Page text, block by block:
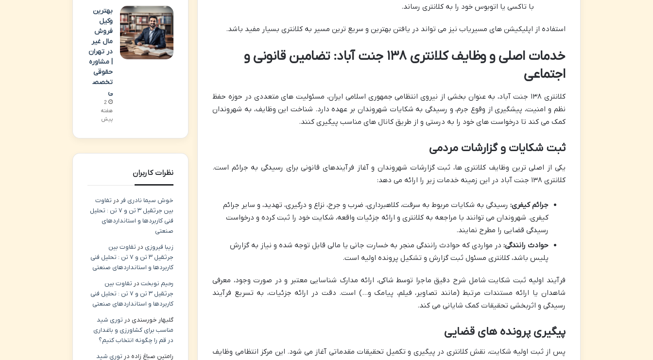
با تاکسی یا اتوبوس خود را به کلانتری رساند.
استفاده از اپلیکیشن های مسیریاب نیز می تواند در یافتن بهترین و سریع ترین مسیر به کلانتری بسیار مفید باشد.
خدمات اصلی و وظایف کلانتری ۱۳۸ جنت آباد: تضامین قانونی و
اجتماعی
کلانتری ۱۳۸ جنت آباد، به عنوان بخشی از نیروی انتظامی جمهوری اسلامی ایران، مسئولیت های متعددی در حوزه حفظ
نظم و امنیت، پیشگیری از وقوع جرم، و رسیدگی به شکایات شهروندان بر عهده دارد. شناخت این وظایف، به شهروندان
کمک می کند تا درخواست های خود را به درستی و از طریق کانال های مناسب پیگیری کنند.
ثبت شکایات و گزارشات مردمی
یکی از اصلی ترین وظایف کلانتری ها، ثبت گزارشات شهروندان و آغاز فرآیندهای قانونی برای رسیدگی به جرائم است.
کلانتری ۱۳۸ جنت آباد در این زمینه خدمات زیر را ارائه می دهد:
جرائم کیفری: رسیدگی به شکایات مربوط به سرقت، کلاهبرداری، ضرب و جرح، نزاع و درگیری، تهدید، و سایر جرائم
کیفری. شهروندان می توانند با مراجعه به کلانتری و ارائه جزئیات واقعه، شکایت خود را ثبت کرده و درخواست
رسیدگی قضایی را مطرح نمایند.
حوادث رانندگی: در مواردی که حوادث رانندگی منجر به خسارت جانی یا مالی قابل توجه شده و نیاز به گزارش
پلیس باشد، کلانتری مسئول ثبت گزارش و تشکیل پرونده اولیه است.
فرآیند اولیه ثبت شکایت شامل شرح دقیق ماجرا توسط شاکی، ارائه مدارک شناسایی معتبر و در صورت وجود، معرفی
شاهدان یا ارائه مستندات مرتبط (مانند تصاویر، فیلم، پیامک و…) است. دقت در ارائه جزئیات، به تسریع فرآیند
رسیدگی و اثربخشی تحقیقات کمک شایانی می کند.
پیگیری پرونده های قضایی
پس از ثبت اولیه شکایت، نقش کلانتری در پیگیری و تکمیل تحقیقات مقدماتی آغاز می شود. این مرکز انتظامی وظایف
بهترین
وکیل
فروش
مال غیر
در تهران
| مشاوره
حقوقی
تخصص
ی
2
هفته
پیش
نظرات کاربران
خوش سیما نادری فر در تفاوت
بین جرثقیل ۳ تن و ۷ تن : تحلیل
فنی کاربردها و استانداردهای
صنعتی
زیبا فیروزی در تفاوت بین
جرثقیل ۳ تن و ۷ تن : تحلیل فنی
کاربردها و استانداردهای صنعتی
رحیم نوبختدر تفاوت بین
جرثقیل ۳ تن و ۷ تن : تحلیل فنی
کاربردها و استانداردهای صنعتی
گلبهار خورسندی در توری شید
مناسب برای کشاورزی و باغداری
در قم را چگونه انتخاب کنیم؟
رامتین صباغ زاده در توری شید